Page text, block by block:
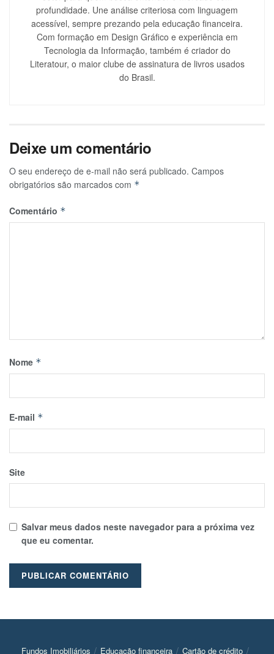
profundidade. Une análise criteriosa com linguagem
acessível, sempre prezando pela educação financeira.
Com formação em Design Gráfico e experiência em
Tecnologia da Informação, também é criador do
Literatour, o maior clube de assinatura de livros usados
do Brasil.
Deixe um comentário
O seu endereço de e-mail não será publicado. Campos
obrigatórios são marcados com *
Comentário *
Nome *
E-mail *
Site
Salvar meus dados neste navegador para a próxima vez
que eu comentar.
Fundos Imobiliários Educação financeira Cartão de crédito